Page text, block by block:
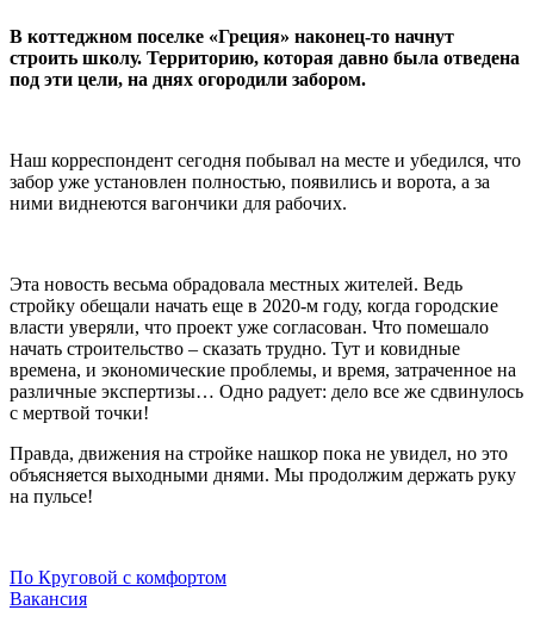
В коттеджном поселке «Греция» наконец-то начнут
строить школу. Территорию, которая давно была отведена
под эти цели, на днях огородили забором.
Наш корреспондент сегодня побывал на месте и убедился, что
забор уже установлен полностью, появились и ворота, а за
ними виднеются вагончики для рабочих.
Эта новость весьма обрадовала местных жителей. Ведь
стройку обещали начать еще в 2020-м году, когда городские
власти уверяли, что проект уже согласован. Что помешало
начать строительство – сказать трудно. Тут и ковидные
времена, и экономические проблемы, и время, затраченное на
различные экспертизы… Одно радует: дело все же сдвинулось
с мертвой точки!
Правда, движения на стройке нашкор пока не увидел, но это
объясняется выходными днями. Мы продолжим держать руку
на пульсе!
Навигация
по
По Круговой с комфортом
Вакансия